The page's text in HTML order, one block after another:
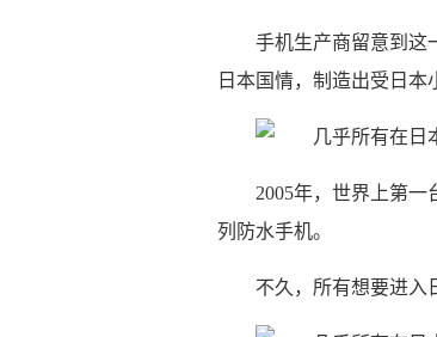
手机生产商留意到这
日本国情，制造出受日本
2005年，世界上第一
列防水手机。
不久，所有想要进入